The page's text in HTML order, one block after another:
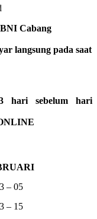
Cabang
langsung pada saat
hari sebelum hari
– 05
– 15